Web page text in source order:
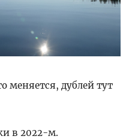
меняется, дублей тут
в 2022-м.